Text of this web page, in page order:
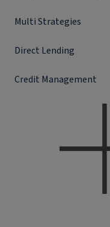
Multi Strategies
Direct Lending
Credit Management